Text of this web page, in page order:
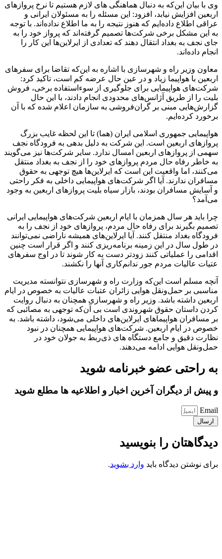
وی با بیان این‌که به دنبال هماهنگی های لازم هستیم تا نرخ پروازهای
اربعین افزایش نیابد، افزود:‌ این مسئله را به مسئولان ایرانی و
عراقی اطلاع داده‌ایم که هنوز نتیجه را به ما اطلاع نداده‌اند. با توجه
به این مشکل برخی شرکت‌ها تصمیم گرفته‌اند که پرواز خود را به
جای نجف به بغداد انتقال دهند که تعدادی از ایرلاین‌ها این کار را
انجام داده‌اند.
معاون وزیر راه و شهرسازی با اشاره به این‌که تقاضا برای سفرهای
اربعین با هواپیما زیاد و در عین حال عرضه کم است، تاکید کرد:
شرکت‌های هواپیمایی برای جلوگیری از سوءاستفاده برخی، فروش
بلیت را از طریق آژانس‌های محدودی انجام دادند، با این حال
گزارش‌هایی مبنی بر گران‌فروشی به سازمان اعلام شده که با آن
برخورد کرده‌ایم.
هواپیمایی جمهوری اسلامی ایران (هما) تا این لحظه غایب بزرگ
پروازهای اربعین است. این شرکت به دلیل بدهی به فرودگاه نجف
سهمی از پروازهای اربعین امسال ندارد. سایر شرکت‌ها نیز می‌گویند
به خاطر رفاه حال مردم پروازهای خود را از نجف به بغداد منتقل
می‌کنند، اما واقعیت این است که ایرلاین‌ها هیچ توجهی به حقوق
مسافران ندارند. آیا اگر شرکت‌های هواپیمایی داخلی به فکر راحتی
و آسایش مسافران بودند، بازار سیاه بلیت پروازهای اربعین به وجود
می‌آمد؟
چرا باید هر سال همزمان با ایام اربعین شرکت‌های هواپیمایی ایرانی
تصمیم بگیرند برای رفاه حال مردم، پروازهای خود از نجف را به
فرودگاه بغداد منتقل کنند. آیا ایرلاین‌های همیشه ناراضی نمی‌توانند
در طول سال در این زمینه برنامه‌ریزی کنند و اگر قرار است چنین
اقدامی را عملیاتی کنند زودتر دست به کار شوند تا در اوج سفرهای
عتیات عالیات مردم جور ندانم‌کاری آنها را نکشند.
آنچه مسلم است این‌که وزارت راه و شهرسازی نتوانسته مدیریت
مناسبی بر حمل‌ونقل هوایی زائران عتبات عالیات به خصوص در ایام
اربعین داشته باشد. وزیر راه و شهرسازی همچنان به دنبال روایت
کردن داستان حقوق شهروندی است بی آن‌که توجهی به مصائبی که
بر مسافران هواپیماهای ایرلاین‌های داخلی می‌شود، داشته باشد. به
خصوص در ایام اربعین. شرکت‌های هواپیمایی همچنان در نبود
نظارت دقیق و جامع دستگاه های ذی‌ربط به جولان خود در
حمل‌ونقل هوایی ادامه می‌دهند.
به راحتی عضو خبرنامه شوید
و پیش از دیگران آخرین اخبار و اطلاعیه ها مطلع شوید
Email
ارسال
دیدگاهتان را بنویسید
برای نوشتن دیدگاه باید وارد بشوید.